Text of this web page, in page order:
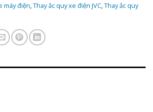
máy điện,Thay ắc quy xe điện JVC,Thay ắc quy